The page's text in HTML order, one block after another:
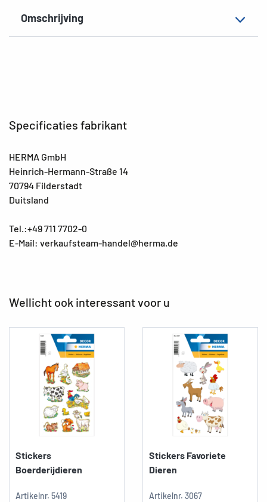
Omschrijving
Specificaties fabrikant
HERMA GmbH
Heinrich-Hermann-Straße 14
70794 Filderstadt
Duitsland
Tel.:+49 711 7702-0
E-Mail: verkaufsteam-handel@herma.de
Wellicht ook interessant voor u
Stickers
Boerderijdieren
Artikelnr. 5419
Stickers Favoriete
Dieren
Artikelnr. 3067